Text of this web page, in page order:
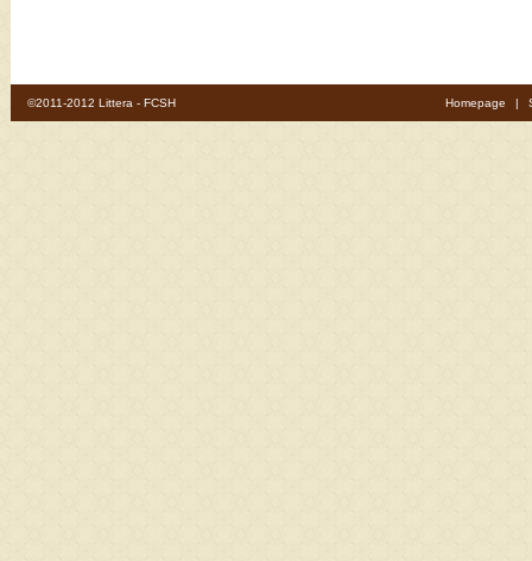
©2011-2012 Littera - FCSH Homepage |